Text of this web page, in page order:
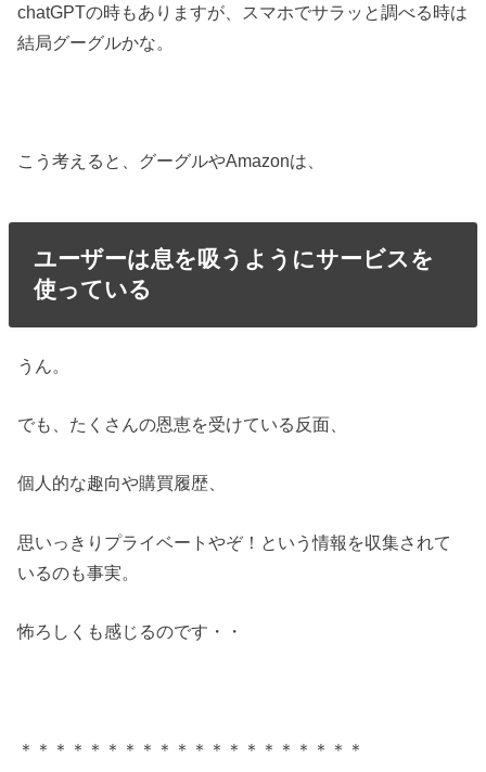
chatGPTの時もありますが、スマホでサラッと調べる時は
結局グーグルかな。
こう考えると、グーグルやAmazonは、
ユーザーは息を吸うようにサービスを
使っている
うん。
でも、たくさんの恩恵を受けている反面、
個人的な趣向や購買履歴、
思いっきりプライベートやぞ！という情報を収集されて
いるのも事実。
怖ろしくも感じるのです・・
＊＊＊＊＊＊＊＊＊＊＊＊＊＊＊＊＊＊＊＊